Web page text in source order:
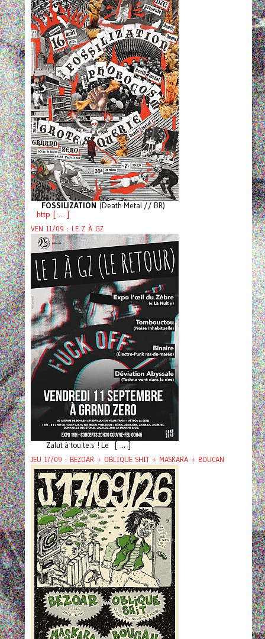
FOSSILIZATION (Death Metal // BR)
http [ ... ]
VEN 11/09 : LE Z À GZ
Zalut à tou.te.s ! Le [ ... ]
JEU 17/09 : BEZOAR + OBLIQUE SHIT + MASKARA + BOUCAN